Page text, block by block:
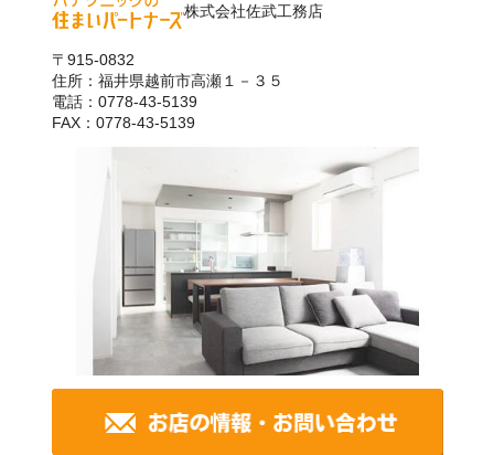
株式会社佐武工務店
〒915-0832
住所：福井県越前市高瀬１－３５
電話：0778-43-5139
FAX：0778-43-5139